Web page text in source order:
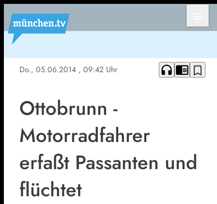
Do., 05.06.2014 , 09:42 Uhr headphones chrome_reader_mode bookmark_border
Ottobrunn -
Motorradfahrer
erfaßt Passanten und
flüchtet